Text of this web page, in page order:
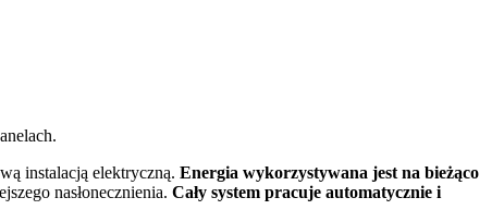
instalacją elektryczną. Energia wykorzystywana jest na bieżąco
nasłonecznienia. Cały system pracuje automatycznie i